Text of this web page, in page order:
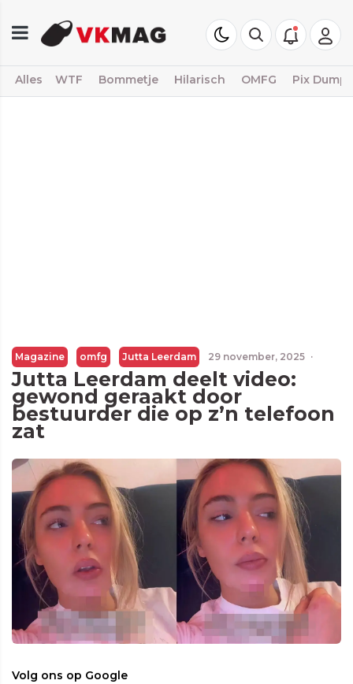
Alles WTF Bommetje Hilarisch OMFG Pix Dump
Magazine omfg Jutta Leerdam 29 november, 2025 ·
Jutta Leerdam deelt video:
gewond geraakt door
bestuurder die op z’n telefoon
zat
Volg ons op Google